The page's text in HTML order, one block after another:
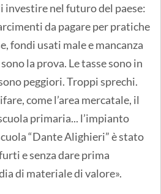
investire nel futuro del paese:
da pagare per pratiche
fondi usati male e mancanza
la prova. Le tasse sono in
peggiori. Troppi sprechi.
come l’area mercatale, il
primaria... l’impianto
“Dante Alighieri” è stato
e senza dare prima
di materiale di valore».